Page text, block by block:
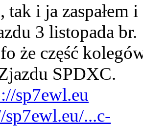
i ja zaspałem i
3 listopada br.
że część
SPDXC.
sp7ewl.eu
...c-